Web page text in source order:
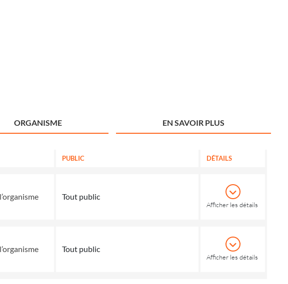
ORGANISME EN SAVOIR PLUS
PUBLIC DÉTAILS
Tout public
Afficher les détails
Tout public
Afficher les détails